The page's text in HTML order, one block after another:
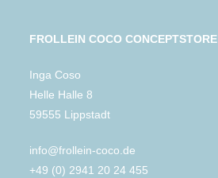
FROLLEIN COCO CONCEPTSTORE
Inga Coso
Helle Halle 8
59555 Lippstadt
info@frollein-coco.de
+49 (0) 2941 20 24 455